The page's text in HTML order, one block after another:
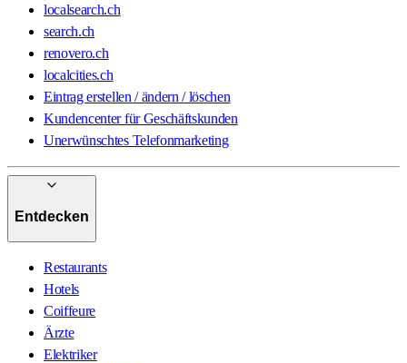
localsearch.ch
search.ch
renovero.ch
localcities.ch
Eintrag erstellen / ändern / löschen
Kundencenter für Geschäftskunden
Unerwünschtes Telefonmarketing
Entdecken
Restaurants
Hotels
Coiffeure
Ärzte
Elektriker